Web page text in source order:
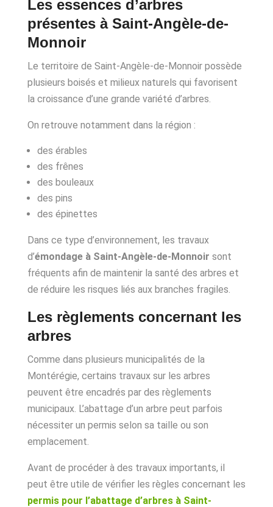
Les essences d’arbres
présentes à Saint-Angèle-de-
Monnoir
Le territoire de Saint-Angèle-de-Monnoir possède
plusieurs boisés et milieux naturels qui favorisent
la croissance d’une grande variété d’arbres.
On retrouve notamment dans la région :
des érables
des frênes
des bouleaux
des pins
des épinettes
Dans ce type d’environnement, les travaux
d’émondage à Saint-Angèle-de-Monnoir sont
fréquents afin de maintenir la santé des arbres et
de réduire les risques liés aux branches fragiles.
Les règlements concernant les
arbres
Comme dans plusieurs municipalités de la
Montérégie, certains travaux sur les arbres
peuvent être encadrés par des règlements
municipaux. L’abattage d’un arbre peut parfois
nécessiter un permis selon sa taille ou son
emplacement.
Avant de procéder à des travaux importants, il
peut être utile de vérifier les règles concernant les
permis pour l’abattage d’arbres à Saint-